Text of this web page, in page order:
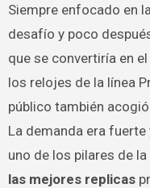
Siempre enfocado en
desafío y poco
que se convertiría en
los relojes de la línea
público también
La demanda era
uno de los pilares de
las mejores replicas